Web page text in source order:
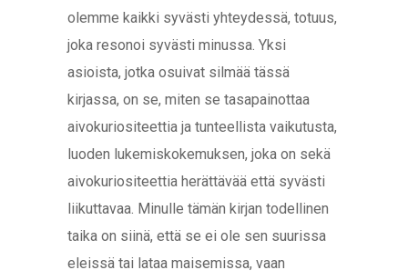
olemme kaikki syvästi yhteydessä, totuus,
joka resonoi syvästi minussa. Yksi
asioista, jotka osuivat silmää tässä
kirjassa, on se, miten se tasapainottaa
aivokuriositeettia ja tunteellista vaikutusta,
luoden lukemiskokemuksen, joka on sekä
aivokuriositeettia herättävää että syvästi
liikuttavaa. Minulle tämän kirjan todellinen
taika on siinä, että se ei ole sen suurissa
eleissä tai lataa maisemissa, vaan